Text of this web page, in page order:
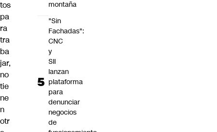
tos
pa
ra
tra
ba
jar,
no
tie
ne
n
otr
montaña
"Sin
Fachadas":
CNC
y
SII
lanzan
plataforma
para
denunciar
negocios
de